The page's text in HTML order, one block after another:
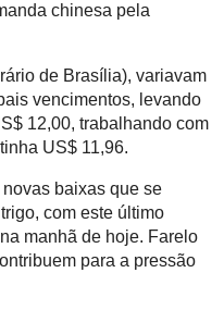
chinesa pela
de Brasília), variavam
vencimentos, levando
12,00, trabalhando com
US$ 11,96.
baixas que se
com este último
manhã de hoje. Farelo
para a pressão